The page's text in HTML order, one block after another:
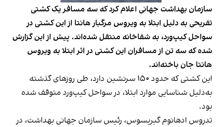
سازمان بهداشت جهانی اعلام کرد که سه مسافر یک کشتی
تفریحی به دلیل ابتلا به ویروس مرگبار هانتا از این کشتی در
سواحل کیپ‌ورد، به شفاخانه منتقل شده‌اند. پیش از این گزارش
شده که سه تن از مسافران این کشتی در اثر ابتلا به ویروس
هانتا جان باخته‌اند.
این کشتی که حدود ۱۵۰ سرنشین دارد، طی روزهای گذشته
به‌دلیل شناسایی موارد ابتلا، در سواحل کیپ‌ورد متوقف شده
بود.
تدروس ادهانوم گبریسوس، رئیس سازمان جهانی بهداشت، در